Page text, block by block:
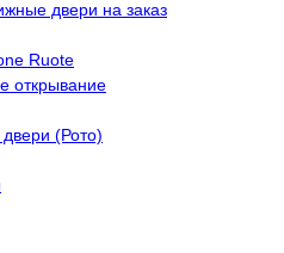
двери на заказ
Ruote
открывание
(Рото)